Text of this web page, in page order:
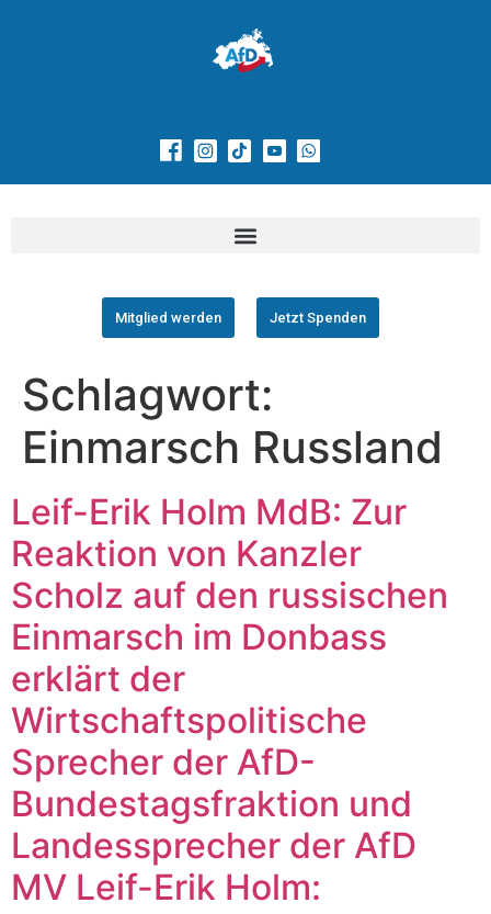
Mitglied werden Jetzt Spenden
Schlagwort:
Einmarsch Russland
Leif-Erik Holm MdB: Zur
Reaktion von Kanzler
Scholz auf den russischen
Einmarsch im Donbass
erklärt der
Wirtschaftspolitische
Sprecher der AfD-
Bundestagsfraktion und
Landessprecher der AfD
MV Leif-Erik Holm: